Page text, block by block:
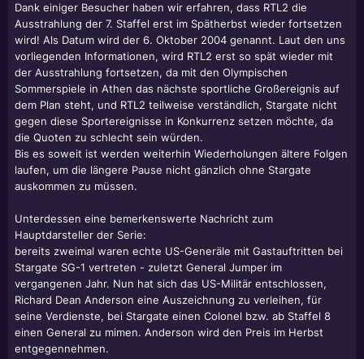
Dank einiger Besucher haben wir erfahren, dass RTL2 die
Ausstrahlung der 7. Staffel erst im Spätherbst wieder fortsetzen
wird! Als Datum wird der 6. Oktober 2004 genannt. Laut den uns
vorliegenden Informationen, wird RTL2 erst so spät wieder mit
der Ausstrahlung fortsetzen, da mit den Olympischen
Sommerspiele in Athen das nächste sportliche Großereignis auf
dem Plan steht, und RTL2 teilweise verständlich, Stargate nicht
gegen diese Sportereignisse in Konkurrenz setzen möchte, da
die Quoten zu schlecht sein würden.
Bis es soweit ist werden weiterhin Wiederholungen ältere Folgen
laufen, um die längere Pause nicht gänzlich ohne Stargate
auskommen zu müssen.
Unterdessen eine bemerkenswerte Nachricht zum
Hauptdarsteller der Serie:
bereits zweimal waren echte US-Generäle mit Gastauftritten bei
Stargate SG-1 vertreten - zuletzt General Jumper im
vergangenen Jahr. Nun hat sich das US-Militär entschlossen,
Richard Dean Anderson eine Auszeichnung zu verleihen, für
seine Verdienste, bei Stargate einen Colonel bzw. ab Staffel 8
einen General zu mimen. Anderson wird den Preis im Herbst
entgegennehmen.